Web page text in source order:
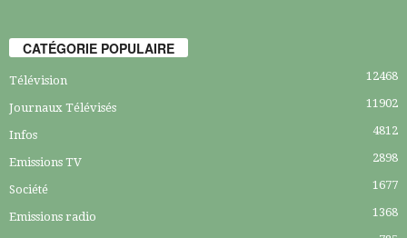
CATÉGORIE POPULAIRE
Télévision 12468
Journaux Télévisés 11902
Infos 4812
Emissions TV 2898
Société 1677
Emissions radio 1368